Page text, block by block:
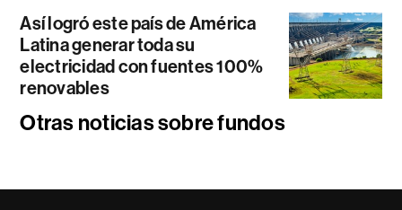
Así logró este país de América
Latina generar toda su
electricidad con fuentes 100%
renovables
Otras noticias sobre fundos